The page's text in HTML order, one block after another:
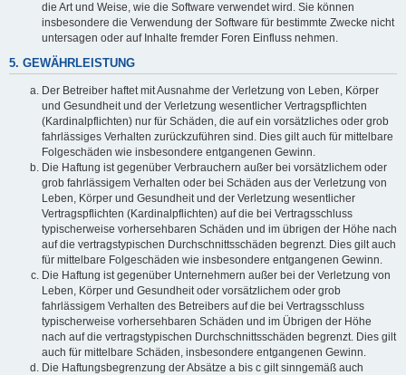
die Art und Weise, wie die Software verwendet wird. Sie können
insbesondere die Verwendung der Software für bestimmte Zwecke nicht
untersagen oder auf Inhalte fremder Foren Einfluss nehmen.
5. GEWÄHRLEISTUNG
Der Betreiber haftet mit Ausnahme der Verletzung von Leben, Körper
und Gesundheit und der Verletzung wesentlicher Vertragspflichten
(Kardinalpflichten) nur für Schäden, die auf ein vorsätzliches oder grob
fahrlässiges Verhalten zurückzuführen sind. Dies gilt auch für mittelbare
Folgeschäden wie insbesondere entgangenen Gewinn.
Die Haftung ist gegenüber Verbrauchern außer bei vorsätzlichem oder
grob fahrlässigem Verhalten oder bei Schäden aus der Verletzung von
Leben, Körper und Gesundheit und der Verletzung wesentlicher
Vertragspflichten (Kardinalpflichten) auf die bei Vertragsschluss
typischerweise vorhersehbaren Schäden und im übrigen der Höhe nach
auf die vertragstypischen Durchschnittsschäden begrenzt. Dies gilt auch
für mittelbare Folgeschäden wie insbesondere entgangenen Gewinn.
Die Haftung ist gegenüber Unternehmern außer bei der Verletzung von
Leben, Körper und Gesundheit oder vorsätzlichem oder grob
fahrlässigem Verhalten des Betreibers auf die bei Vertragsschluss
typischerweise vorhersehbaren Schäden und im Übrigen der Höhe
nach auf die vertragstypischen Durchschnittsschäden begrenzt. Dies gilt
auch für mittelbare Schäden, insbesondere entgangenen Gewinn.
Die Haftungsbegrenzung der Absätze a bis c gilt sinngemäß auch